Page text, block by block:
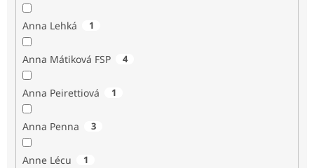
Anna Lehká 1
Anna Mátiková FSP 4
Anna Peirettiová 1
Anna Penna 3
Anne Lécu 1